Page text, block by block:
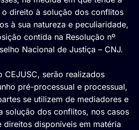
direito à solução dos conflitos
à sua natureza e peculiaridade,
contida na Resolução nº
Nacional de Justiça – CNJ.
CEJUSC, serão realizados
pré-processual e processual,
se utilizem de mediadores e
solução dos conflitos, nos casos
direitos disponíveis em matéria